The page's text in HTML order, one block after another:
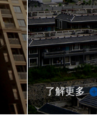
了解更多